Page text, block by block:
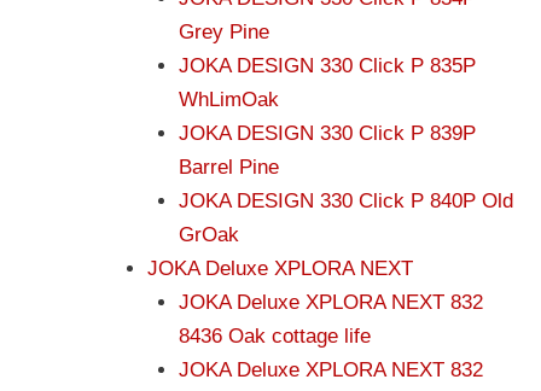
Grey Pine
JOKA DESIGN 330 Click P 835P
WhLimOak
JOKA DESIGN 330 Click P 839P
Barrel Pine
JOKA DESIGN 330 Click P 840P Old
GrOak
JOKA Deluxe XPLORA NEXT
JOKA Deluxe XPLORA NEXT 832
8436 Oak cottage life
JOKA Deluxe XPLORA NEXT 832